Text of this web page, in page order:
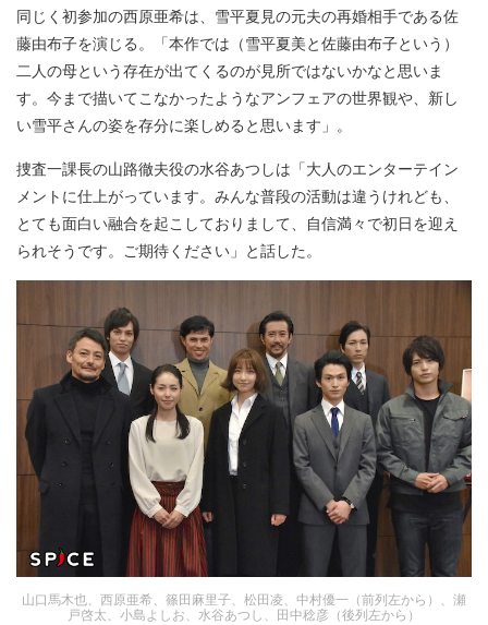
同じく初参加の西原亜希は、雪平夏見の元夫の再婚相手である佐
藤由布子を演じる。「本作では（雪平夏美と佐藤由布子という）
二人の母という存在が出てくるのが見所ではないかなと思いま
す。今まで描いてこなかったようなアンフェアの世界観や、新し
い雪平さんの姿を存分に楽しめると思います」。
捜査一課長の山路徹夫役の水谷あつしは「大人のエンターテイン
メントに仕上がっています。みんな普段の活動は違うけれども、
とても面白い融合を起こしておりまして、自信満々で初日を迎え
られそうです。ご期待ください」と話した。
山口馬木也、西原亜希、篠田麻里子、松田凌、中村優一（前列左から）、瀬
戸啓太、小島よしお、水谷あつし、田中稔彦（後列左から）